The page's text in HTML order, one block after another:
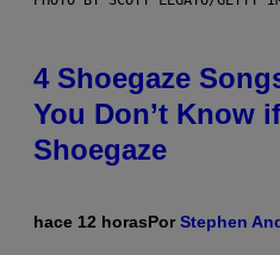
4 Shoegaze
You Don’t Know
Shoegaze
hace 12 horasPorStephen